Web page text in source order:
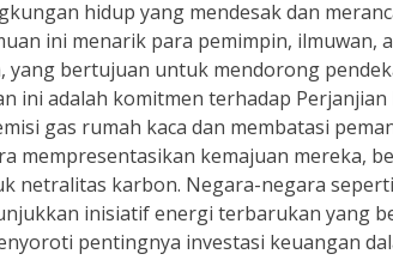
hidup yang mendesak dan
ini menarik para pemimpin, ilmuwan,
yang bertujuan untuk mendorong
ini adalah komitmen terhadap
gas rumah kaca dan membatasi
mempresentasikan kemajuan mereka,
netralitas karbon. Negara-negara
inisiatif energi terbarukan yang
pentingnya investasi keuangan